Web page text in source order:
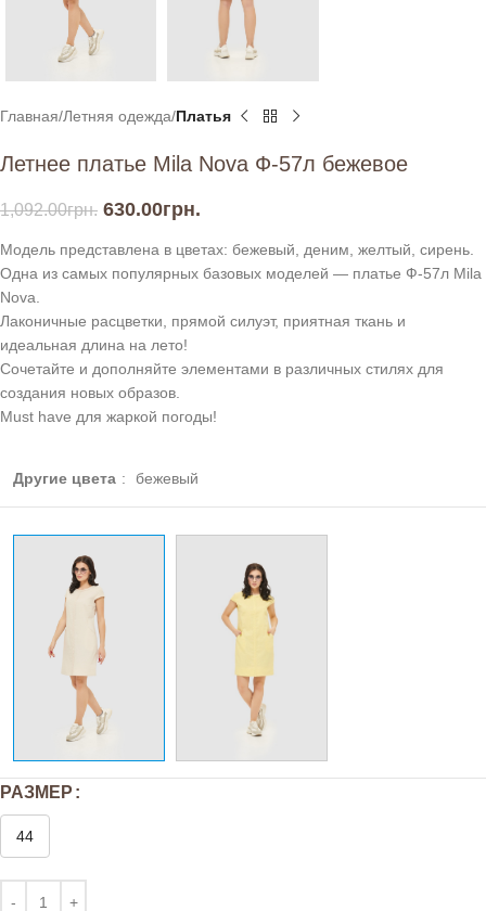
Главная Летняя одежда Платья
Летнее платье Mila Nova Ф-57л бежевое
1,092.00грн. 630.00грн.
Модель представлена в цветах: бежевый, деним, желтый, сирень.
Одна из самых популярных базовых моделей — платье Ф-57л Mila
Nova.
Лаконичные расцветки, прямой силуэт, приятная ткань и
идеальная длина на лето!
Сочетайте и дополняйте элементами в различных стилях для
создания новых образов.
Must have для жаркой погоды!
Другие цвета : бежевый
РАЗМЕР
44